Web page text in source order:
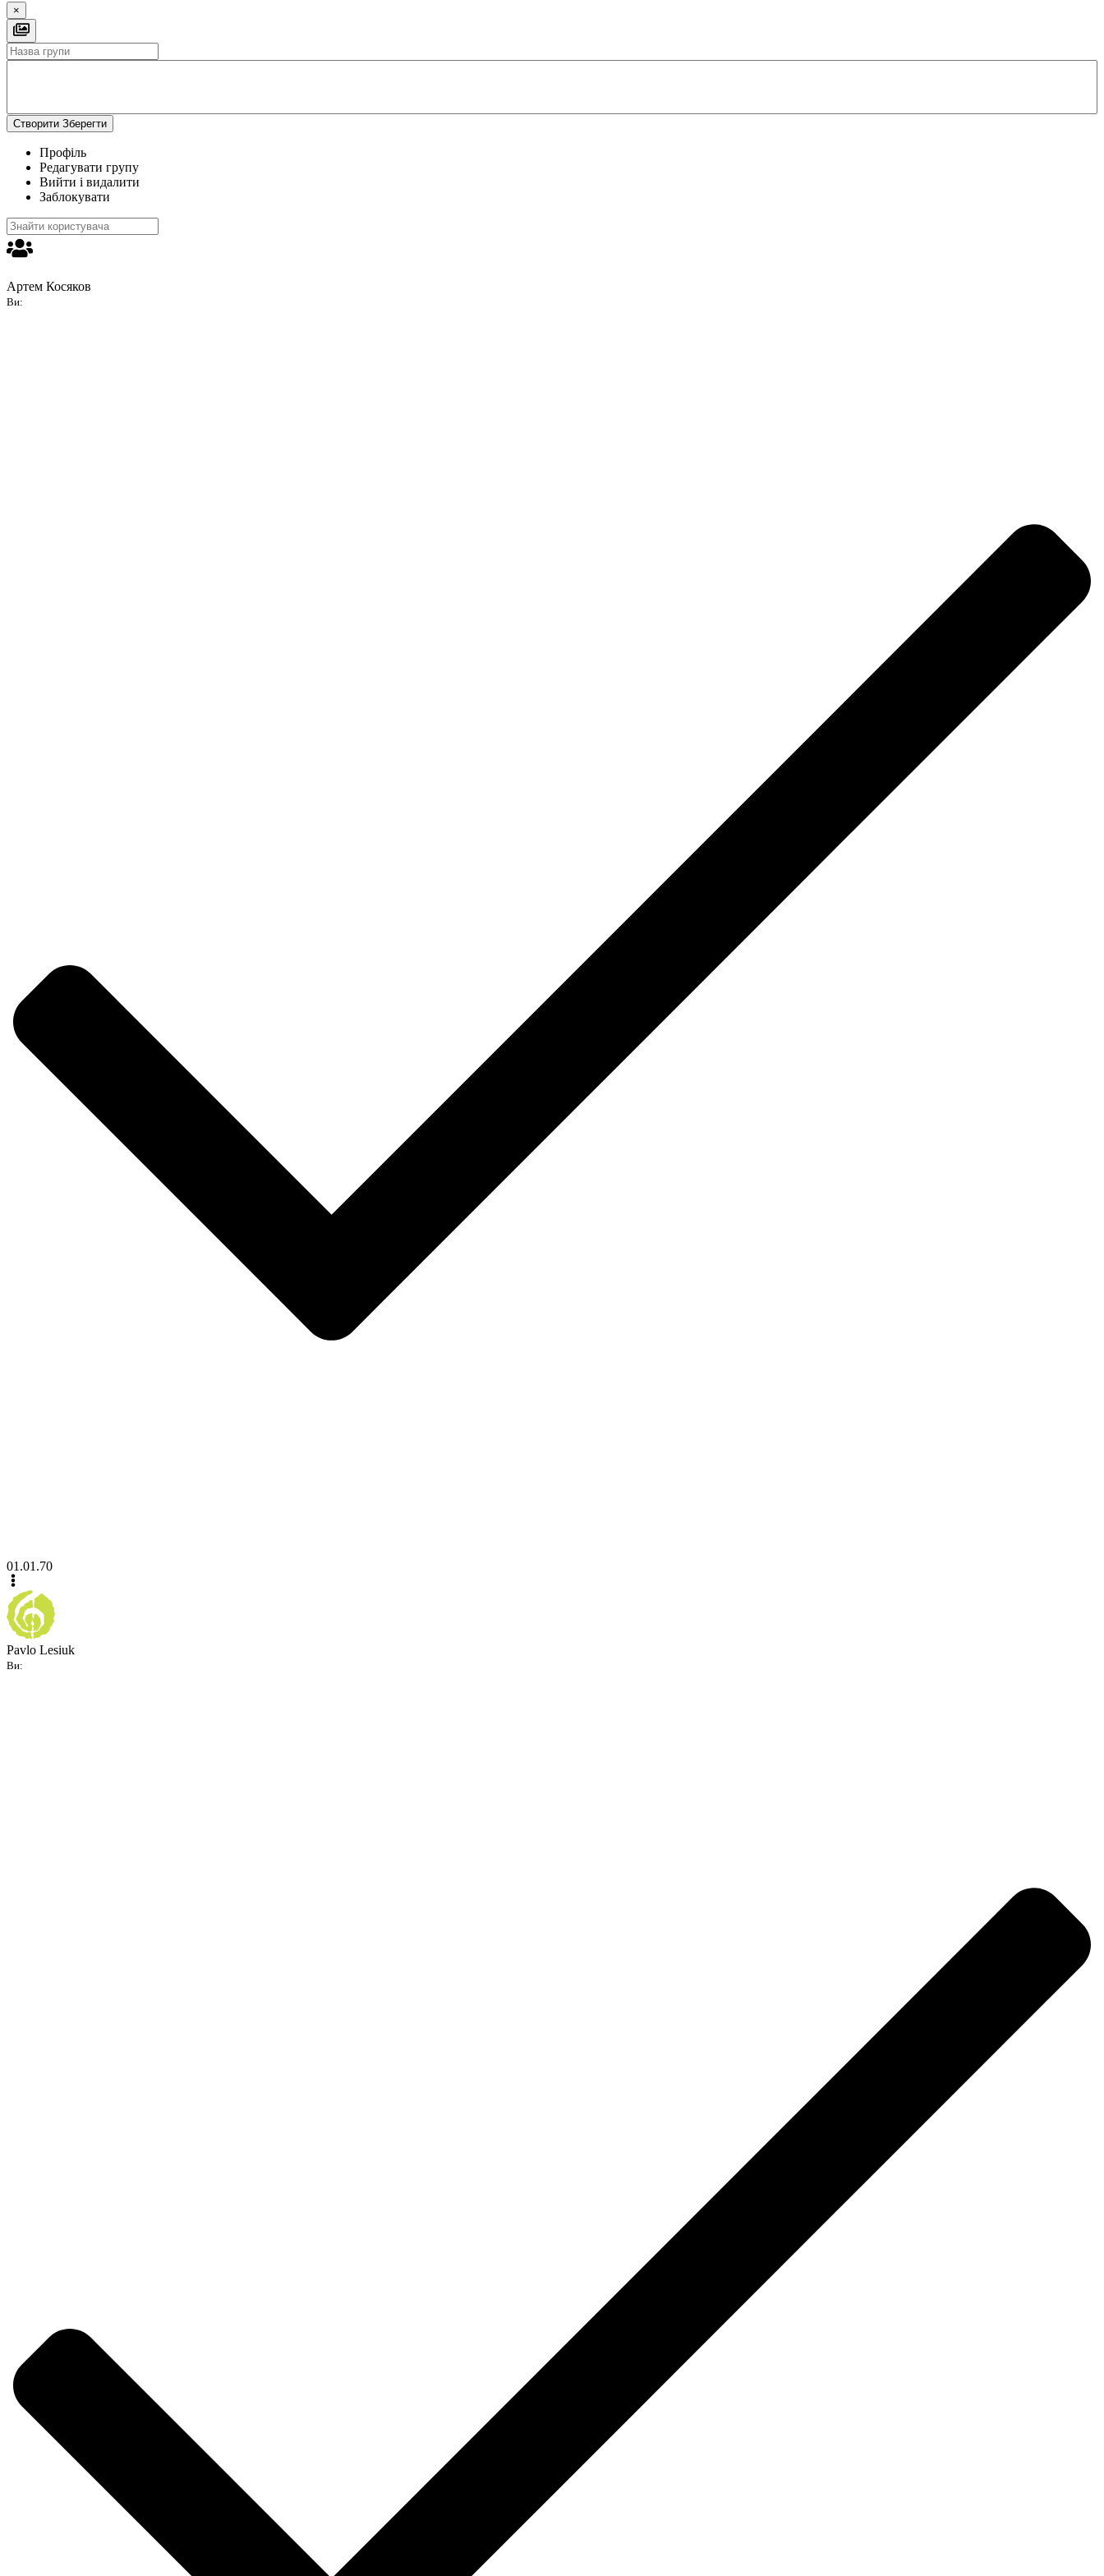
×
Створити Зберегти
Профіль
Редагувати групу
Вийти і видалити
Заблокувати
Артем Косяков
Ви:
01.01.70
Pavlo Lesiuk
Ви: